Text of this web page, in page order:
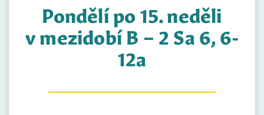
Pondělí po 15. neděli
v mezidobí B – 2 Sa 6, 6-
12a